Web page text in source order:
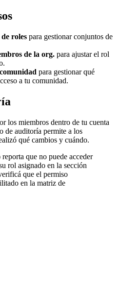
roles para gestionar conjuntos de
de la org. para ajustar el rol
para gestionar qué
a tu comunidad.
los miembros dentro de tu cuenta
de auditoría permite a los
qué cambios y cuándo.
que no puede acceder
rol asignado en la sección
que el permiso
en la matriz de